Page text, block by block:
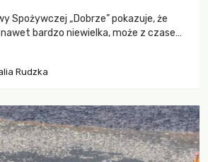
Spożywczej „Dobrze” pokazuje, że
bardzo niewielka, może z czasem
i budowania alternatywnego modelu
na mapie Warszawy: dwa sklepy,
klientów.
Rudzka